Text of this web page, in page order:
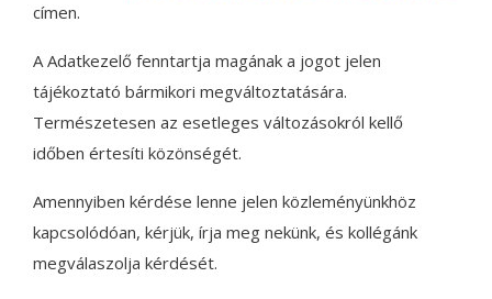
címen.
A Adatkezelő fenntartja magának a jogot jelen
tájékoztató bármikori megváltoztatására.
Természetesen az esetleges változásokról kellő
időben értesíti közönségét.
Amennyiben kérdése lenne jelen közleményünkhöz
kapcsolódóan, kérjük, írja meg nekünk, és kollégánk
megválaszolja kérdését.